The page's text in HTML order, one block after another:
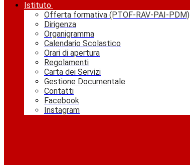
Istituto
Offerta formativa (PTOF-RAV-PAI-PDM)
Dirigenza
Organigramma
Calendario Scolastico
Orari di apertura
Regolamenti
Carta dei Servizi
Gestione Documentale
Contatti
Facebook
Instagram